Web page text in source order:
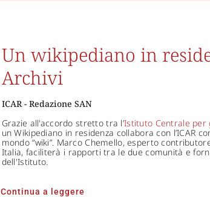
Un wikipediano in
Archivi
ICAR - Redazione SAN
Grazie all'accordo stretto tra l’Istituto Centrale per
un Wikipediano in residenza collabora con l’ICAR
mondo “wiki”. Marco Chemello, esperto
Italia, faciliterà i rapporti tra le due comunità e
dell'Istituto.
Continua a leggere